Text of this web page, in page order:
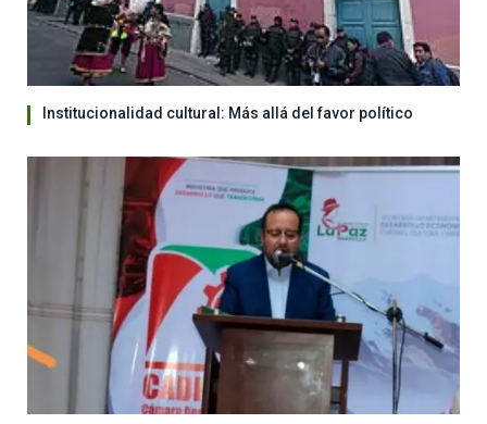
Institucionalidad cultural: Más allá del favor político